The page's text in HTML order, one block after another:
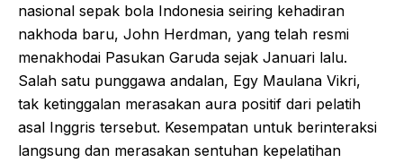
nasional sepak bola Indonesia seiring kehadiran
nakhoda baru, John Herdman, yang telah resmi
menakhodai Pasukan Garuda sejak Januari lalu.
Salah satu punggawa andalan, Egy Maulana Vikri,
tak ketinggalan merasakan aura positif dari pelatih
asal Inggris tersebut. Kesempatan untuk berinteraksi
langsung dan merasakan sentuhan kepelatihan